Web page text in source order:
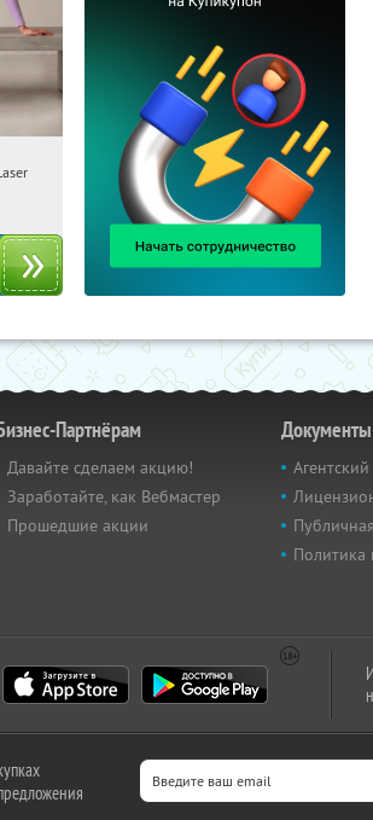
Партнёрам
Давайте сделаем акцию!
Заработайте, как Вебмастер
Прошедшие акции
Документы
Политика